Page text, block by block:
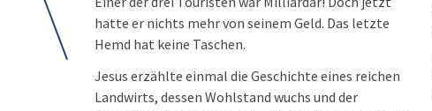
hatte er nichts mehr von seinem Geld. Das letzte
Hemd hat keine Taschen.
Jesus erzählte einmal die Geschichte eines reichen
Landwirts, dessen Wohlstand wuchs und der